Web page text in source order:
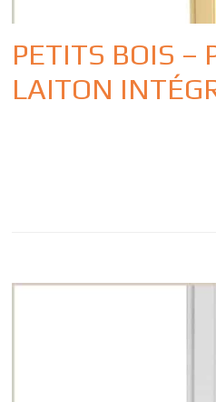
PETITS BOIS –
LAITON